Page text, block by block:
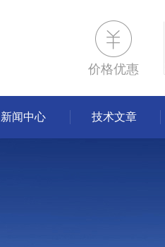
价格优惠
新闻中心 技术文章